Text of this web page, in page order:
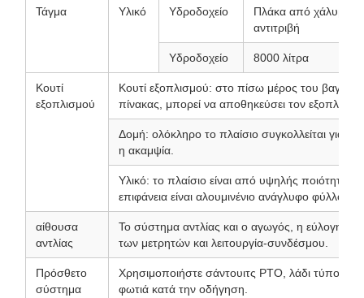
Τάγμα Υλικό Υδροδοχείο
Πλάκα από χάλυβα
αντιτριβή
Υδροδοχείο 8000 λίτρα
Κουτί
εξοπλισμού
Κουτί εξοπλισμού: στο πίσω μέρος του
πίνακας, μπορεί να αποθηκεύσει τον εξοπλισμό.
Δομή: ολόκληρο το πλαίσιο συγκολλείται για να
η ακαμψία.
Υλικό: το πλαίσιο είναι από υψηλής ποιότητας
επιφάνεια είναι αλουμινένιο ανάγλυφο φύλλο, η
αίθουσα
αντλίας
Το σύστημα αντλίας και ο αγωγός, η εύλογη
των μετρητών και λειτουργία-συνδέσμου.
Πρόσθετο
σύστημα
Χρησιμοποιήστε σάντουιτς PTO, λάδι τύπου
φωτιά κατά την οδήγηση.